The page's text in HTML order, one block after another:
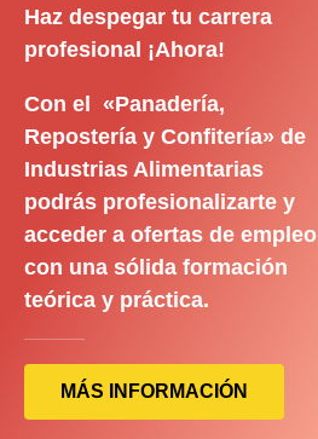
Haz despegar tu carrera
profesional ¡Ahora!
Con el «Panadería,
Repostería y Confitería» de
Industrias Alimentarias
podrás profesionalizarte y
acceder a ofertas de empleo
con una sólida formación
teórica y práctica.
MÁS INFORMACIÓN